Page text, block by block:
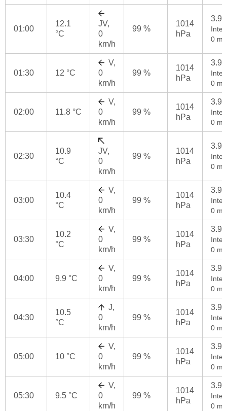
01:00
12.1
°C
JV,
0
km/h
99 %
1014
hPa
3.9
0
01:30 12 °C
V,
0
km/h
99 %
1014
hPa
3.9
0
02:00 11.8 °C
V,
0
km/h
99 %
1014
hPa
3.9
0
02:30
10.9
°C
JV,
0
km/h
99 %
1014
hPa
3.9
0
03:00
10.4
°C
V,
0
km/h
99 %
1014
hPa
3.9
0
03:30
10.2
°C
V,
0
km/h
99 %
1014
hPa
3.9
0
04:00 9.9 °C
V,
0
km/h
99 %
1014
hPa
3.9
0
04:30
10.5
°C
J,
0
km/h
99 %
1014
hPa
3.9
0
05:00 10 °C
V,
0
km/h
99 %
1014
hPa
3.9
0
05:30 9.5 °C
V,
0
km/h
99 %
1014
hPa
3.9
0